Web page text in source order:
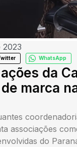
WhatsApp
da
marca
associações
do